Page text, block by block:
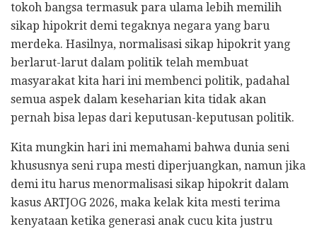
tokoh bangsa termasuk para ulama lebih memilih
sikap hipokrit demi tegaknya negara yang baru
merdeka. Hasilnya, normalisasi sikap hipokrit yang
berlarut-larut dalam politik telah membuat
masyarakat kita hari ini membenci politik, padahal
semua aspek dalam keseharian kita tidak akan
pernah bisa lepas dari keputusan-keputusan politik.
Kita mungkin hari ini memahami bahwa dunia seni
khususnya seni rupa mesti diperjuangkan, namun jika
demi itu harus menormalisasi sikap hipokrit dalam
kasus ARTJOG 2026, maka kelak kita mesti terima
kenyataan ketika generasi anak cucu kita justru